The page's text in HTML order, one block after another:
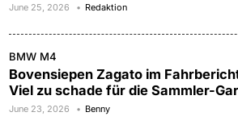
June 25, 2026 Redaktion
BMW M4
Bovensiepen Zagato im
Viel zu schade für die Sammler-
June 23, 2026 Benny